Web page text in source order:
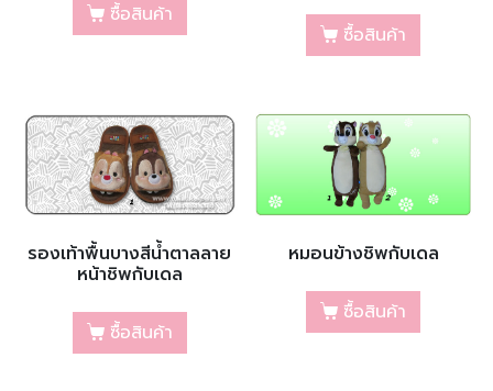
ซื้อสินค้า
ซื้อสินค้า
รองเท้าพื้นบางสีน้ำตาลลาย
หน้าชิพกับเดล
ซื้อสินค้า
หมอนข้างชิพกับเดล
ซื้อสินค้า